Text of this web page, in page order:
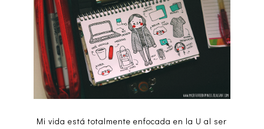
Mi vida está totalmente enfocada en la U al ser